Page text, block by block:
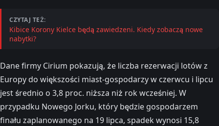
CZYTAJ TEŻ:
Kibice Korony Kielce będą zawiedzeni. Kiedy zobaczą nowe
nabytki?
Dane firmy Cirium pokazują, że liczba rezerwacji lotów z
Europy do większości miast-gospodarzy w czerwcu i lipcu
jest średnio o 3,8 proc. niższa niż rok wcześniej. W
przypadku Nowego Jorku, który będzie gospodarzem
finału zaplanowanego na 19 lipca, spadek wynosi 15,8